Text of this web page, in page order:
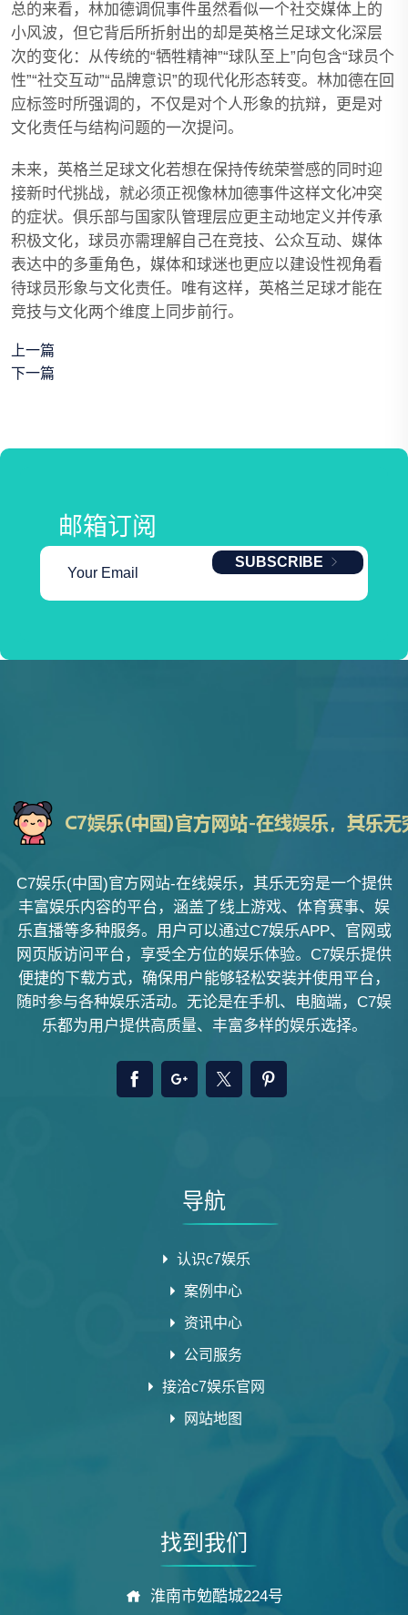
总的来看，林加德调侃事件虽然看似一个社交媒体上的
小风波，但它背后所折射出的却是英格兰足球文化深层
次的变化：从传统的“牺牲精神”“球队至上”向包含“球员个
性”“社交互动”“品牌意识”的现代化形态转变。林加德在回
应标签时所强调的，不仅是对个人形象的抗辩，更是对
文化责任与结构问题的一次提问。
未来，英格兰足球文化若想在保持传统荣誉感的同时迎
接新时代挑战，就必须正视像林加德事件这样文化冲突
的症状。俱乐部与国家队管理层应更主动地定义并传承
积极文化，球员亦需理解自己在竞技、公众互动、媒体
表达中的多重角色，媒体和球迷也更应以建设性视角看
待球员形象与文化责任。唯有这样，英格兰足球才能在
竞技与文化两个维度上同步前行。
上一篇
下一篇
邮箱订阅
SUBSCRIBE
C7娱乐(中国)官方网站-在线娱乐，其乐无穷是一个提供
丰富娱乐内容的平台，涵盖了线上游戏、体育赛事、娱
乐直播等多种服务。用户可以通过C7娱乐APP、官网或
网页版访问平台，享受全方位的娱乐体验。C7娱乐提供
便捷的下载方式，确保用户能够轻松安装并使用平台，
随时参与各种娱乐活动。无论是在手机、电脑端，C7娱
乐都为用户提供高质量、丰富多样的娱乐选择。
导航
认识c7娱乐
案例中心
资讯中心
公司服务
接洽c7娱乐官网
网站地图
找到我们
淮南市勉酷城224号